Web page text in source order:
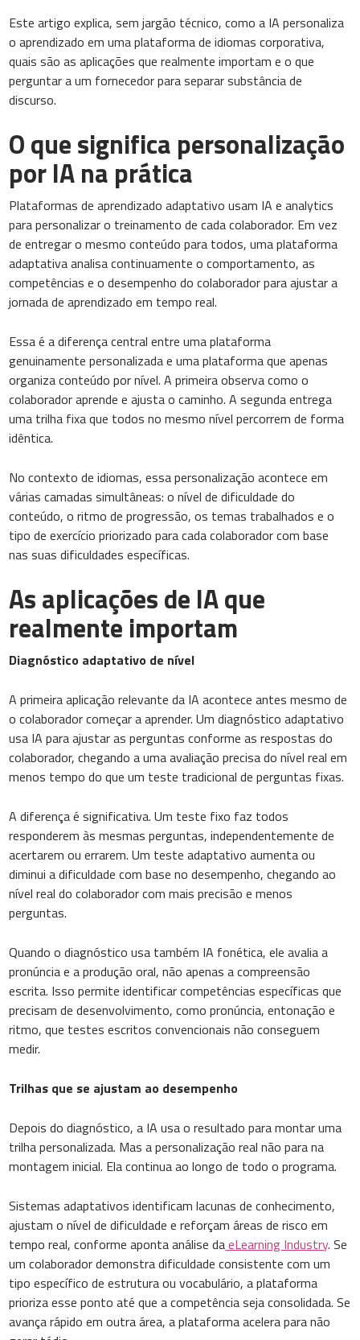
Este artigo explica, sem jargão técnico, como a IA personaliza
o aprendizado em uma plataforma de idiomas corporativa,
quais são as aplicações que realmente importam e o que
perguntar a um fornecedor para separar substância de
discurso.
O que significa personalização
por IA na prática
Plataformas de aprendizado adaptativo usam IA e analytics
para personalizar o treinamento de cada colaborador. Em vez
de entregar o mesmo conteúdo para todos, uma plataforma
adaptativa analisa continuamente o comportamento, as
competências e o desempenho do colaborador para ajustar a
jornada de aprendizado em tempo real.
Essa é a diferença central entre uma plataforma
genuinamente personalizada e uma plataforma que apenas
organiza conteúdo por nível. A primeira observa como o
colaborador aprende e ajusta o caminho. A segunda entrega
uma trilha fixa que todos no mesmo nível percorrem de forma
idêntica.
No contexto de idiomas, essa personalização acontece em
várias camadas simultâneas: o nível de dificuldade do
conteúdo, o ritmo de progressão, os temas trabalhados e o
tipo de exercício priorizado para cada colaborador com base
nas suas dificuldades específicas.
As aplicações de IA que
realmente importam
Diagnóstico adaptativo de nível
A primeira aplicação relevante da IA acontece antes mesmo de
o colaborador começar a aprender. Um diagnóstico adaptativo
usa IA para ajustar as perguntas conforme as respostas do
colaborador, chegando a uma avaliação precisa do nível real em
menos tempo do que um teste tradicional de perguntas fixas.
A diferença é significativa. Um teste fixo faz todos
responderem às mesmas perguntas, independentemente de
acertarem ou errarem. Um teste adaptativo aumenta ou
diminui a dificuldade com base no desempenho, chegando ao
nível real do colaborador com mais precisão e menos
perguntas.
Quando o diagnóstico usa também IA fonética, ele avalia a
pronúncia e a produção oral, não apenas a compreensão
escrita. Isso permite identificar competências específicas que
precisam de desenvolvimento, como pronúncia, entonação e
ritmo, que testes escritos convencionais não conseguem
medir.
Trilhas que se ajustam ao desempenho
Depois do diagnóstico, a IA usa o resultado para montar uma
trilha personalizada. Mas a personalização real não para na
montagem inicial. Ela continua ao longo de todo o programa.
Sistemas adaptativos identificam lacunas de conhecimento,
ajustam o nível de dificuldade e reforçam áreas de risco em
tempo real, conforme aponta análise daeLearning Industry. Se
um colaborador demonstra dificuldade consistente com um
tipo específico de estrutura ou vocabulário, a plataforma
prioriza esse ponto até que a competência seja consolidada. Se
avança rápido em outra área, a plataforma acelera para não